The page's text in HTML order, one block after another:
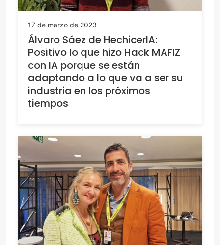
17 de marzo de 2023
Álvaro Sáez de HechicerIA:
Positivo lo que hizo Hack MAFIZ
con IA porque se están
adaptando a lo que va a ser su
industria en los próximos
tiempos